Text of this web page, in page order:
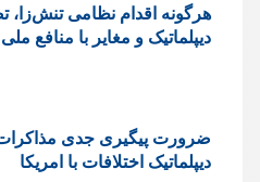
هرگونه اقدام نظامی
دیپلماتیک و مغایر با منافع
ضرورت پیگیری جدی
دیپلماتیک اختلافات با امریکا